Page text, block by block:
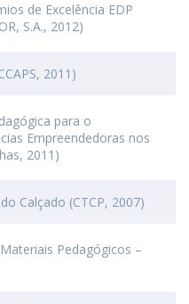
de Excelência EDP
S.A., 2012)
2011)
para o
Empreendedoras nos
2011)
Calçado (CTCP, 2007)
Pedagógicos –